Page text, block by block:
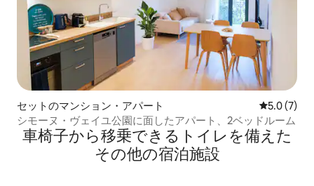
セットのマンション・アパート レビュー7
5.0 (7)
シモーヌ・ヴェイユ公園に面したアパート、2ベッドルーム
車椅子から移乗できるトイレを備えた
その他の宿泊施設